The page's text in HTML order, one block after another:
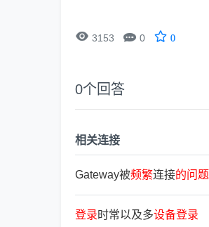
 3153  0 0
0个回答
相关连接
Gateway被频繁连接的问题
登录时常以及多设备登录